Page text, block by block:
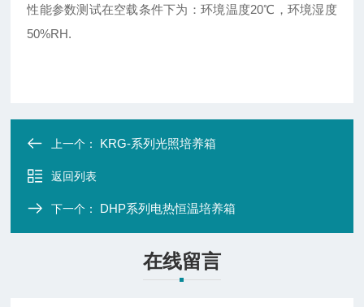
性能参数测试在空载条件下为：环境温度20℃，环境湿度
50%RH.
上一个： KRG-系列光照培养箱
返回列表
下一个： DHP系列电热恒温培养箱
在线留言